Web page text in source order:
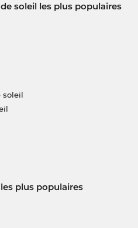
soleil les plus populaires
soleil
plus populaires